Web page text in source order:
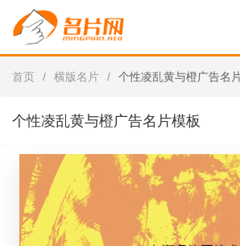
首页 / 横版名片 / 个性凌乱黄与橙广告名
个性凌乱黄与橙广告名片模板